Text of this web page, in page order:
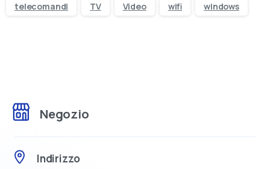
telecomandi TV Video wifi windows
Negozio
Indirizzo
Oltre 50.000 prodotti di elettronica e
ordinalo in pochi clic e ricevilo comodamente a